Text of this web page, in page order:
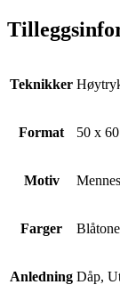
Teknikker
Format 50 x
Motiv
Farger
Anledning Dåp,